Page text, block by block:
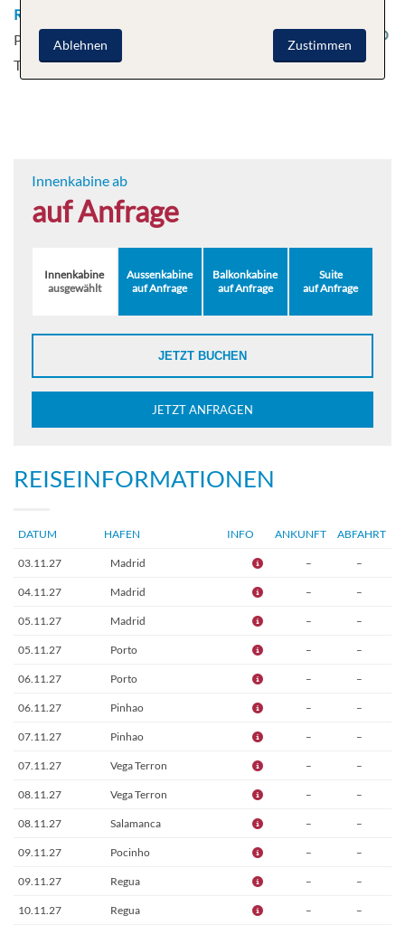
Route
Porto - Pinhao - Pinhao - Vega Terron - Vega
Terron - Salamanca
Innenkabine ab
auf Anfrage
Innenkabine
ausgewählt
Aussenkabine
auf Anfrage
Balkonkabine
auf Anfrage
Suite
auf Anfrage
JETZT BUCHEN
JETZT ANFRAGEN
REISEINFORMATIONEN
DATUM HAFEN INFO ANKUNFT ABFAHRT
03.11.27 Madrid – –
04.11.27 Madrid – –
05.11.27 Madrid – –
05.11.27 Porto – –
06.11.27 Porto – –
06.11.27 Pinhao – –
07.11.27 Pinhao – –
07.11.27 Vega Terron – –
08.11.27 Vega Terron – –
08.11.27 Salamanca – –
09.11.27 Pocinho – –
09.11.27 Regua – –
10.11.27 Regua – –
Zustimmen
Ablehnen